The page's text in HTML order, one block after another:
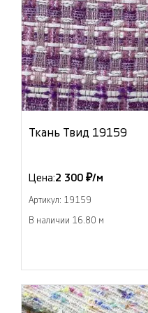
Ткань Твид 19159
Цена:2 300 ₽/м
Артикул: 19159
В наличии 16.80 м